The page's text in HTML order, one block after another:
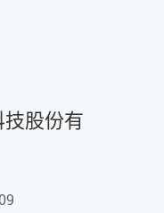
股份有